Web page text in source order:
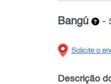
Bangú -
Solicite o
Descrição